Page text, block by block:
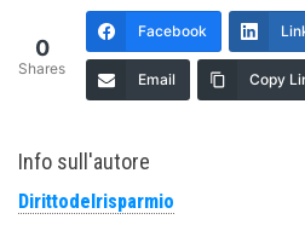
0
Shares
Facebook
Email Copy
Info sull'autore
Dirittodelrisparmio